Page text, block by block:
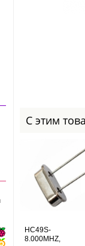
С этим
HC49S-
8.000MHZ,